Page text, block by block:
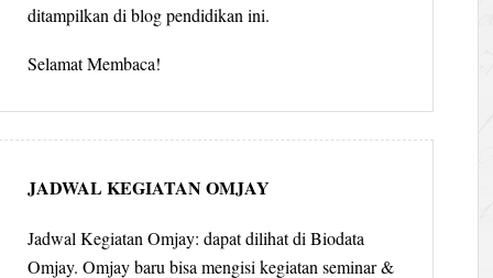
ditampilkan di blog pendidikan ini.
Selamat Membaca!
JADWAL KEGIATAN OMJAY
Jadwal Kegiatan Omjay: dapat dilihat di Biodata
Omjay. Omjay baru bisa mengisi kegiatan seminar &